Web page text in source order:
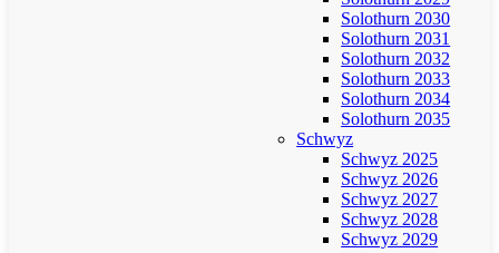
Solothurn 2030
Solothurn 2031
Solothurn 2032
Solothurn 2033
Solothurn 2034
Solothurn 2035
Schwyz
Schwyz 2025
Schwyz 2026
Schwyz 2027
Schwyz 2028
Schwyz 2029